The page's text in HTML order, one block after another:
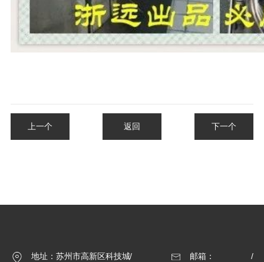
上一个 返回 下一个
地址：苏州市高新区科技城
邮箱：